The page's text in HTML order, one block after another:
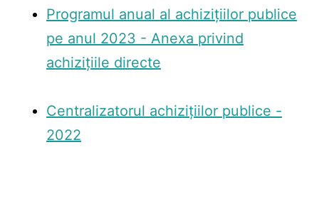
Programul anual al achizițiilor publice
pe anul 2023 - Anexa privind
achizițiile directe
Centralizatorul achizițiilor publice -
2022